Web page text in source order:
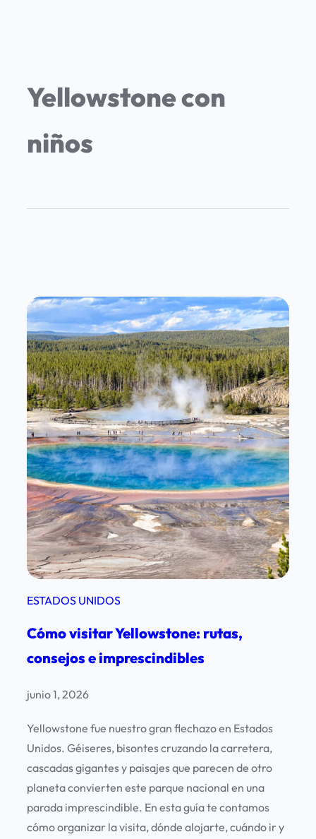
Yellowstone con
niños
ESTADOS UNIDOS
Cómo visitar Yellowstone: rutas,
consejos e imprescindibles
junio 1, 2026
Yellowstone fue nuestro gran flechazo en Estados
Unidos. Géiseres, bisontes cruzando la carretera,
cascadas gigantes y paisajes que parecen de otro
planeta convierten este parque nacional en una
parada imprescindible. En esta guía te contamos
cómo organizar la visita, dónde alojarte, cuándo ir y